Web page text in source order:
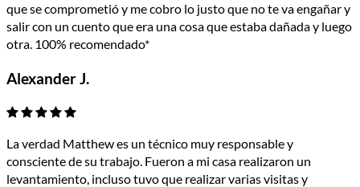
que se comprometió y me cobro lo justo que no te va engañar y
salir con un cuento que era una cosa que estaba dañada y luego
otra. 100% recomendado*
Alexander J.
La verdad Matthew es un técnico muy responsable y
consciente de su trabajo. Fueron a mi casa realizaron un
levantamiento, incluso tuvo que realizar varias visitas y